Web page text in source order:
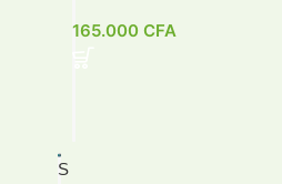
165.000 CFA
S